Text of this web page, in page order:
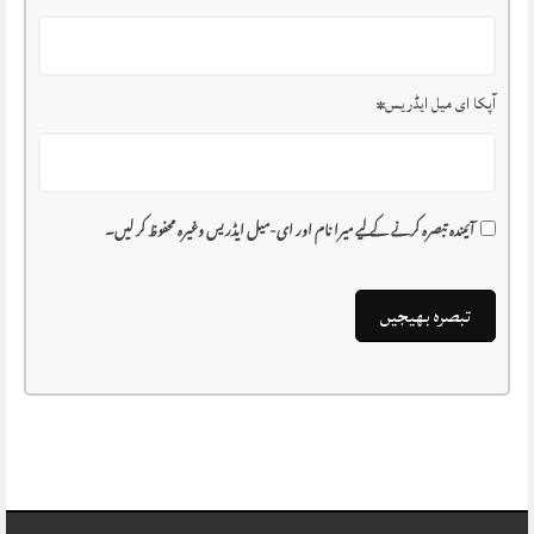
آپکا ای میل ایڈریس*
آئیندہ تبصرہ کرنے کے لیے میرا نام اور ای-میل ایڈریس وغیرہ محفوظ کر لیں۔